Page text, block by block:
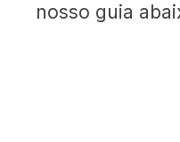
nosso guia